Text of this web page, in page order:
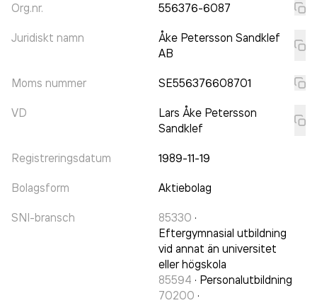
Org.nr. 556376-6087
Juridiskt namn
Åke Petersson Sandklef
AB
Moms nummer SE556376608701
VD
Lars Åke Petersson
Sandklef
Registreringsdatum 1989-11-19
Bolagsform Aktiebolag
SNI-bransch 85330 ·
Eftergymnasial utbildning
vid annat än universitet
eller högskola
85594 · Personalutbildning
70200 ·